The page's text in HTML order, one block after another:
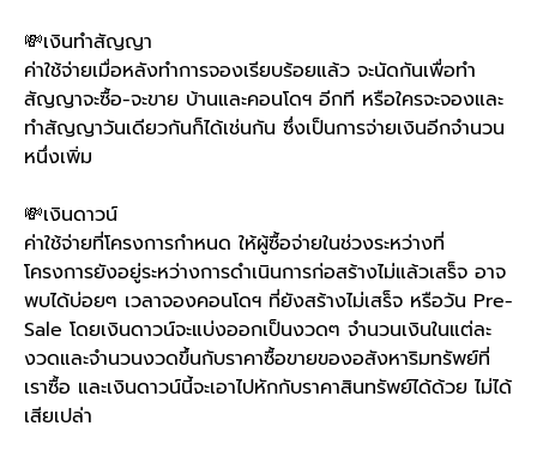
💸เงินทำสัญญา
ค่าใช้จ่ายเมื่อหลังทำการจองเรียบร้อยแล้ว จะนัดกันเพื่อทำ
สัญญาจะซื้อ-จะขาย บ้านและคอนโดฯ อีกที หรือใครจะจองและ
ทำสัญญาวันเดียวกันก็ได้เช่นกัน ซึ่งเป็นการจ่ายเงินอีกจำนวน
หนึ่งเพิ่ม
💸เงินดาวน์
ค่าใช้จ่ายที่โครงการกำหนด ให้ผู้ซื้อจ่ายในช่วงระหว่างที่
โครงการยังอยู่ระหว่างการดำเนินการก่อสร้างไม่แล้วเสร็จ อาจ
พบได้บ่อยๆ เวลาจองคอนโดฯ ที่ยังสร้างไม่เสร็จ หรือวัน Pre-
Sale โดยเงินดาวน์จะแบ่งออกเป็นงวดๆ จำนวนเงินในแต่ละ
งวดและจำนวนงวดขึ้นกับราคาซื้อขายของอสังหาริมทรัพย์ที่
เราซื้อ และเงินดาวน์นี้จะเอาไปหักกับราคาสินทรัพย์ได้ด้วย ไม่ได้
เสียเปล่า